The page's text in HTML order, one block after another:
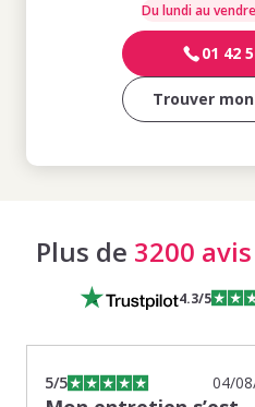
Du lundi au
01 42
Trouver
Plus de 3200 avis
4.3/5
5/5 04/